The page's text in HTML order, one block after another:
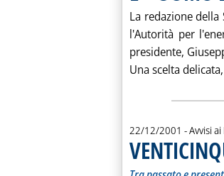
La redazione
l'Autorità per
presidente,
Una scelta
22/12/2001 - Avvisi